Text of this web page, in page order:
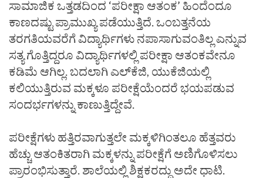
ಸಾಮಾಜಿಕ ಒತ್ತಡದಿಂದ ‘ಪರೀಕ್ಷಾ ಆತಂಕ’ ಹಿಂದೆಂದೂ
ಕಾಣದಷ್ಟು ಪ್ರಾಮುಖ್ಯ ಪಡೆಯುತ್ತಿದೆ. ಒಂಬತ್ತನೆಯ
ತರಗತಿಯವರೆಗೆ ವಿದ್ಯಾರ್ಥಿಗಳು ನಪಾಸಾಗುವಂತಿಲ್ಲ ಎನ್ನುವ
ಸತ್ಯ ಗೊತ್ತಿದ್ದರೂ ವಿದ್ಯಾರ್ಥಿಗಳಲ್ಲಿ ಪರೀಕ್ಷಾ ಆತಂಕವೇನೂ
ಕಡಿಮೆ ಆಗಿಲ್ಲ. ಬದಲಾಗಿ ಎಲ್‌ಕೆಜಿ, ಯುಕೆಜಿಯಲ್ಲಿ
ಕಲಿಯುತ್ತಿರುವ ಮಕ್ಕಳೂ ಪರೀಕ್ಷೆಯೆಂದರೆ ಭಯಪಡುವ
ಸಂದರ್ಭಗಳನ್ನು ಕಾಣುತ್ತಿದ್ದೇವೆ.
ಪರೀಕ್ಷೆಗಳು ಹತ್ತಿರವಾಗುತ್ತಲೇ ಮಕ್ಕಳಿಗಿಂತಲೂ ಹೆತ್ತವರು
ಹೆಚ್ಚು ಆತಂಕಿತರಾಗಿ ಮಕ್ಕಳನ್ನು ಪರೀಕ್ಷೆಗೆ ಅಣಿಗೊಳಿಸಲು
ಪ್ರಾರಂಭಿಸುತ್ತಾರೆ. ಶಾಲೆಯಲ್ಲಿ ಶಿಕ್ಷಕರದ್ದು ಅದೇ ಧಾಟಿ.